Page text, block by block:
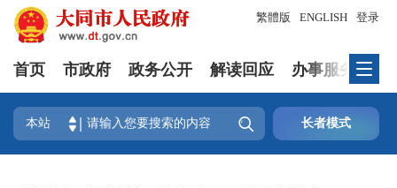
登录
繁體版 ENGLISH
首页 市政府 政务公开 解读回应 办事服务
本站  长者模式